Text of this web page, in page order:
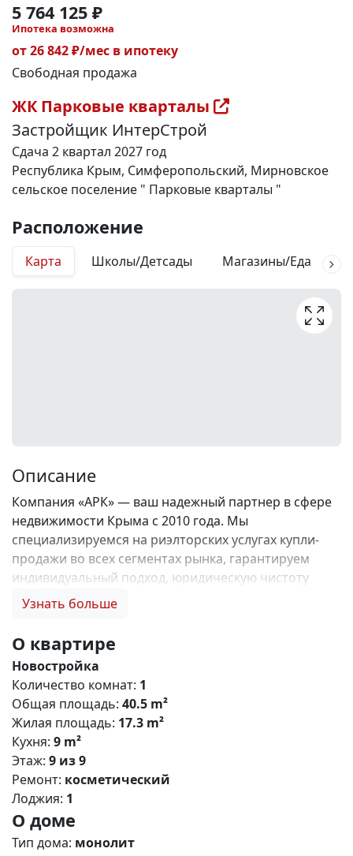
5 764 125 ₽
Ипотека возможна
от 26 842 ₽/мес в ипотеку
Свободная продажа
ЖК Парковые кварталы
Застройщик ИнтерСтрой
Сдача 2 квартал 2027 год
Республика Крым, Симферопольский, Мирновское
сельское поселение " Парковые кварталы "
Расположение
Карта Школы/Детсады Магазины/Еда
Описание
Компания «АРК» — ваш надежный партнер в сфере
недвижимости Крыма с 2010 года. Мы
специализируемся на риэлторских услугах купли-
продажи во всех сегментах рынка, гарантируем
индивидуальный подход, юридическую чистоту
объектов и безопасность сделок. Самое ценное для
комиссии и оформление ипотеки бесплатно; 2.
Покупку недвижимости по цене застройщика +
акции, бонусы, подарки; 3. Экспертное мнение о
каждом застройщике. Ваши интересы — наш
приоритет! 4. Профессиональную поддержку на всех
этапах сделки до получения ключей; 5. Фейерверк
подарков🎁 🎁 🎁! Купи с нами и выбери свой
ПОДАРОК! ЖК «Парковые кварталы» - это ваш
безусловный комфорт в активно развивающемся
районе Симферополя! Жилищный комплекс
сочетает в себе строгие формы, лаконичный дизайн
,прекрасно развитую инфраструктуру и уникальные
Узнать больше
О квартире
Новостройка
Количество комнат: 1
Общая площадь: 40.5 m²
Жилая площадь: 17.3 m²
Кухня: 9 m²
Этаж: 9 из 9
Ремонт: косметический
Лоджия: 1
О доме
Тип дома: монолит